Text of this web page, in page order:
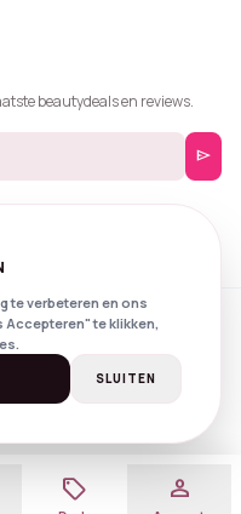
local_offer person
beautydeals en reviews.
send
Digital
te verbeteren en ons
Accepteren" te klikken,
SLUITEN